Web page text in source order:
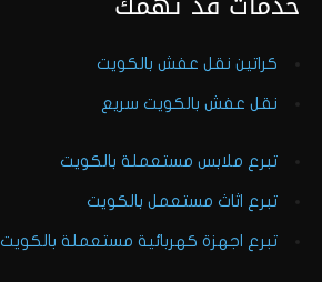
كراتين نقل عفش بالكويت
نقل عفش بالكويت سريع
تبرع ملابس مستعملة بالكويت
تبرع اثاث مستعمل بالكويت
تبرع اجهزة كهربائية مستعملة بالكويت